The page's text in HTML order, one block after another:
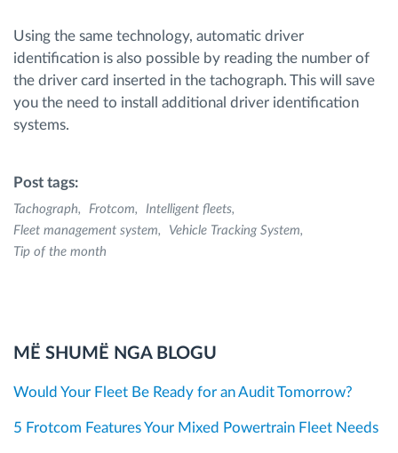
Using the same technology, automatic driver
identification is also possible by reading the number of
the driver card inserted in the tachograph. This will save
you the need to install additional driver identification
systems.
Post tags:
Tachograph Frotcom
Intelligent fleets
Fleet management system
Vehicle Tracking System
Tip of the month
MË SHUMË NGA BLOGU
Would Your Fleet Be Ready for an Audit Tomorrow?
5 Frotcom Features Your Mixed Powertrain Fleet Needs